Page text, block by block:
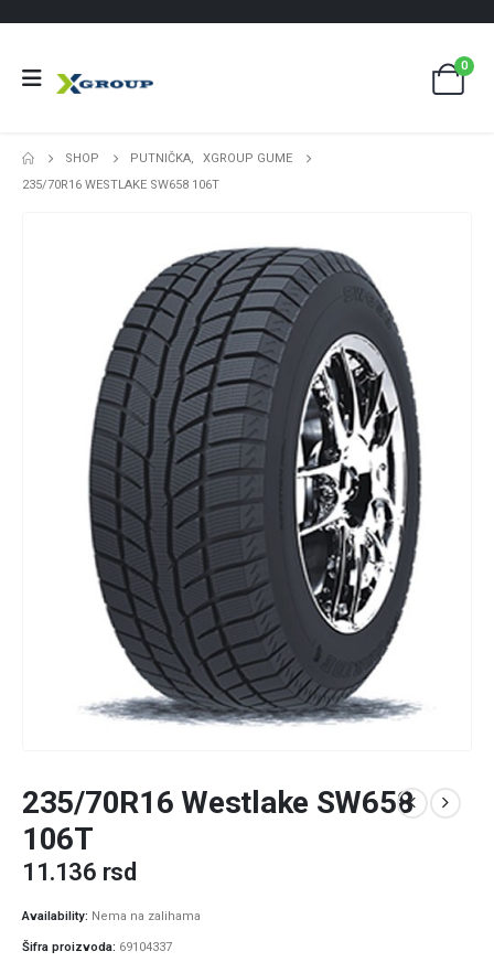
0
SHOP PUTNIČKA,
XGROUP GUME
235/70R16 WESTLAKE SW658 106T
235/70R16 Westlake SW658
106T
11.136 rsd
Availability: Nema na zalihama
Šifra proizvoda: 69104337